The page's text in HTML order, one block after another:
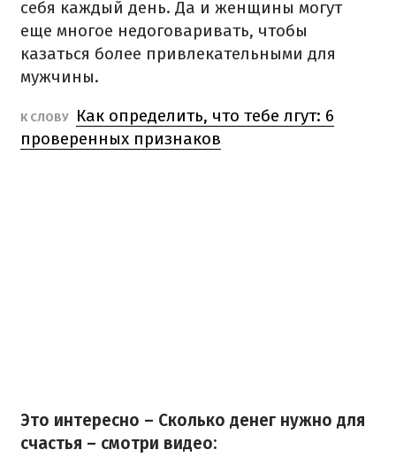
себя каждый день. Да и женщины могут
еще многое недоговаривать, чтобы
казаться более привлекательными для
мужчины.
К СЛОВУ
Как определить, что тебе лгут: 6
проверенных признаков
Это интересно – Сколько денег нужно для
счастья – смотри видео: